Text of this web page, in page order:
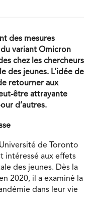
des mesures
variant Omicron
chez les chercheurs
des jeunes. L’idée de
retourner aux
être attrayante
d’autres.
de Toronto
intéressé aux effets
des jeunes. Dès la
2020, il a examiné la
dans leur vie